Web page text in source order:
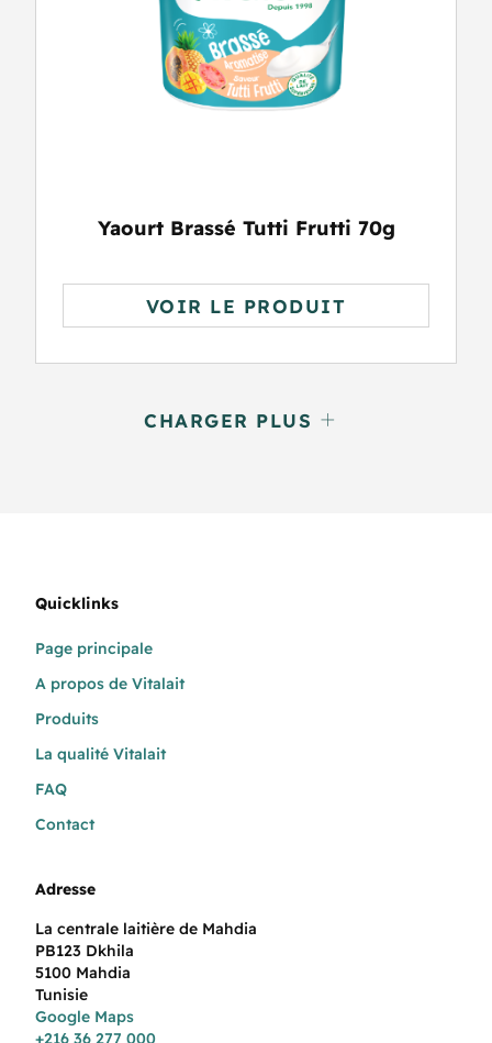
Yaourt Brassé Tutti Frutti 70g
VOIR LE PRODUIT
CHARGER PLUS
Quicklinks
Page principale
A propos de Vitalait
Produits
La qualité Vitalait
FAQ
Contact
Adresse
La centrale laitière de Mahdia
PB123 Dkhila
5100 Mahdia
Tunisie
Google Maps
+216 36 277 000